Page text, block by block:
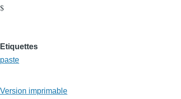
$
Etiquettes
paste
Version imprimable